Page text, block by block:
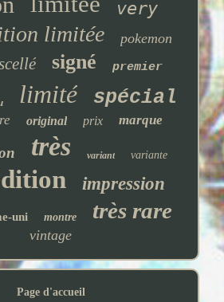
very
limitée pokemon
signé premier
limité spécial
original prix marque
très variant variante
impression
uni montre très rare
vintage
Page d'accueil